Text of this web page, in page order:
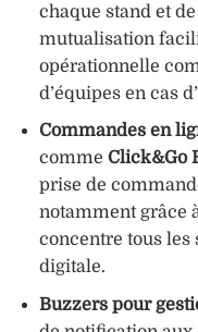
chaque stand et
mutualisation
opérationnelle
d’équipes en cas
Commandes en
comme Click&Go
prise de
notamment grâce
concentre tous les
digitale.
Buzzers pour